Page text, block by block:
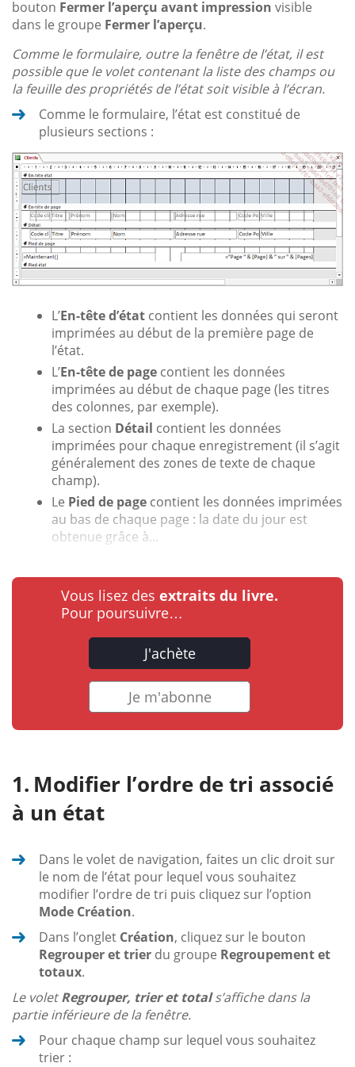
bouton Fermer l’aperçu avant impression visible
dans le groupe Fermer l’aperçu.
Comme le formulaire, outre la fenêtre de l’état, il est
possible que le volet contenant la liste des champs ou
la feuille des propriétés de l’état soit visible à l’écran.
Comme le formulaire, l’état est constitué de
plusieurs sections :
L’En-tête d’état contient les données qui seront
imprimées au début de la première page de
l’état.
L’En-tête de page contient les données
imprimées au début de chaque page (les titres
des colonnes, par exemple).
La section Détail contient les données
imprimées pour chaque enregistrement (il s’agit
généralement des zones de texte de chaque
champ).
Le Pied de page contient les données imprimées
au bas de chaque page : la date du jour est
obtenue grâce à...
Vous lisez des extraits du livre.
Pour poursuivre…
J'achète
Je m'abonne
Modifier l’ordre de tri associé
à un état
Dans le volet de navigation, faites un clic droit sur
le nom de l’état pour lequel vous souhaitez
modifier l’ordre de tri puis cliquez sur l’option
Mode Création.
Dans l’onglet Création, cliquez sur le bouton
Regrouper et trier du groupe Regroupement et
totaux.
Le voletRegrouper, trier et totals’affiche dans la
partie inférieure de la fenêtre.
Pour chaque champ sur lequel vous souhaitez
trier :